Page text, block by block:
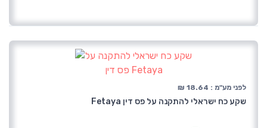
לפני מע"מ : 18.64 ₪
שקע כח ישראלי להתקנה על פס דין Fetaya